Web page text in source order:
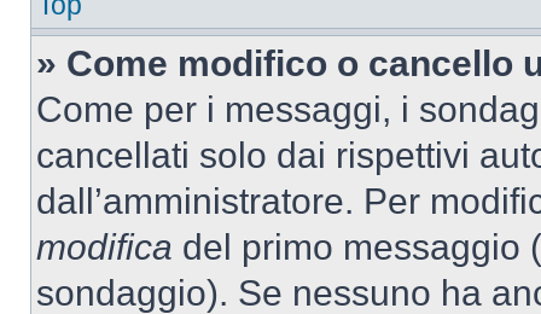
» Come modifico o cancello
Come per i messaggi, i
cancellati solo dai rispettivi
dall’amministratore. Per
modifica del primo messaggio
sondaggio). Se nessuno ha